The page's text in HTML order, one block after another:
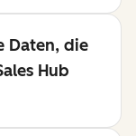
Daten, die
Hub